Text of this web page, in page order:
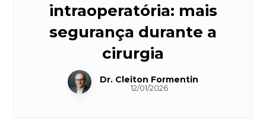
intraoperatória: mais
segurança durante a
cirurgia
Dr. Cleiton Formentin
12/01/2026